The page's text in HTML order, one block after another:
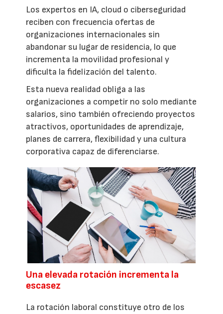
Los expertos en IA, cloud o ciberseguridad
reciben con frecuencia ofertas de
organizaciones internacionales sin
abandonar su lugar de residencia, lo que
incrementa la movilidad profesional y
dificulta la fidelización del talento.
Esta nueva realidad obliga a las
organizaciones a competir no solo mediante
salarios, sino también ofreciendo proyectos
atractivos, oportunidades de aprendizaje,
planes de carrera, flexibilidad y una cultura
corporativa capaz de diferenciarse.
Una elevada rotación incrementa la
escasez
La rotación laboral constituye otro de los